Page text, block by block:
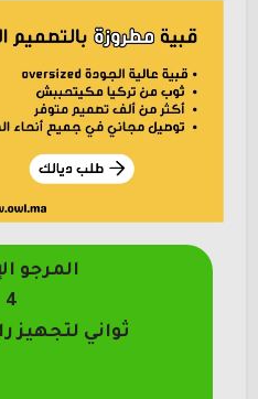
المرجو
4
ثواني لتجهيز